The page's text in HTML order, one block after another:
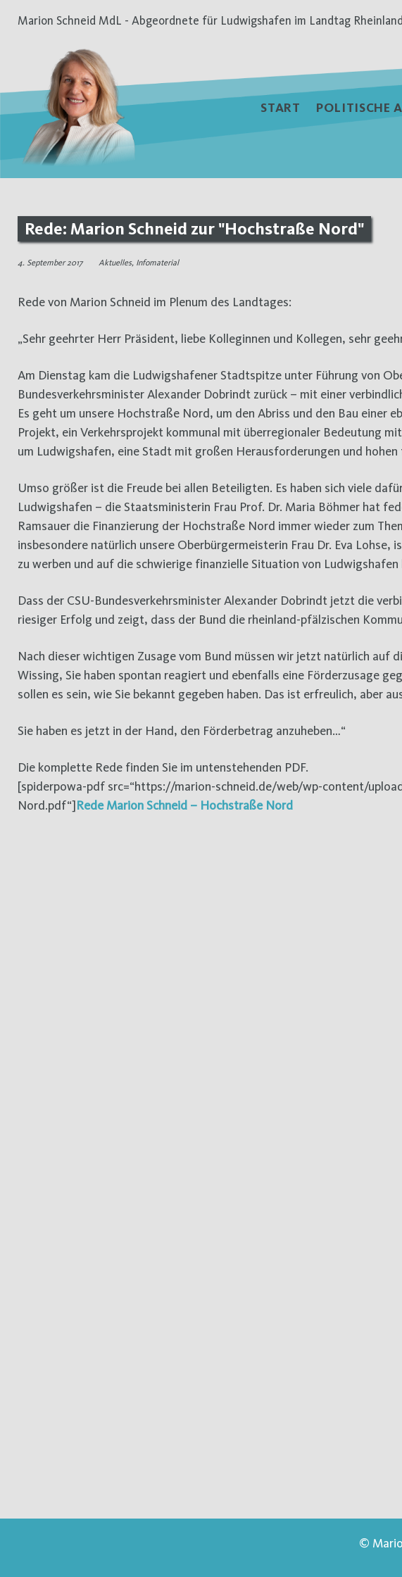
Inhalt
Marion Schneid MdL - Abgeordnete für Ludwigshafen im Landtag
START POLITISCHE
Rede: Marion Schneid zur "Hochstraße Nord"
4. September 2017 Aktuelles, Infomaterial
Rede von Marion Schneid im Plenum des Landtages:
„Sehr geehrter Herr Präsident, liebe Kolleginnen und Kollegen, sehr
Am Dienstag kam die Ludwigshafener Stadtspitze unter Führung von
Bundesverkehrsminister Alexander Dobrindt zurück – mit einer
Es geht um unsere Hochstraße Nord, um den Abriss und den Bau einer
Projekt, ein Verkehrsprojekt kommunal mit überregionaler Bedeutung
um Ludwigshafen, eine Stadt mit großen Herausforderungen und
Umso größer ist die Freude bei allen Beteiligten. Es haben sich viele
Ludwigshafen – die Staatsministerin Frau Prof. Dr. Maria Böhmer hat
Ramsauer die Finanzierung der Hochstraße Nord immer wieder zum
insbesondere natürlich unsere Oberbürgermeisterin Frau Dr. Eva
zu werben und auf die schwierige finanzielle Situation von Ludwigshafen
Dass der CSU-Bundesverkehrsminister Alexander Dobrindt jetzt die
riesiger Erfolg und zeigt, dass der Bund die rheinland-pfälzischen
Nach dieser wichtigen Zusage vom Bund müssen wir jetzt natürlich auf
Wissing, Sie haben spontan reagiert und ebenfalls eine Förderzusage
sollen es sein, wie Sie bekannt gegeben haben. Das ist erfreulich, aber
Sie haben es jetzt in der Hand, den Förderbetrag anzuheben…“
Die komplette Rede finden Sie im untenstehenden PDF.
[spiderpowa-pdf src=“https://marion-schneid.de/web/wp-content/
Nord.pdf“]Rede Marion Schneid – Hochstraße Nord
©